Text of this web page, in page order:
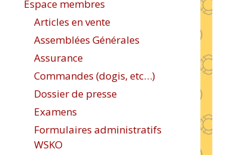
Espace membres
Articles en vente
Assemblées Générales
Assurance
Commandes (dogis, etc…)
Dossier de presse
Examens
Formulaires administratifs
WSKO